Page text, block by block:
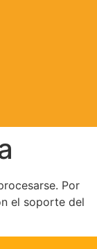
Por
el soporte del